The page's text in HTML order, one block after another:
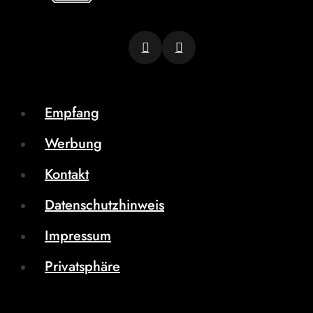
Empfang
Werbung
Kontakt
Datenschutzhinweis
Impressum
Privatsphäre